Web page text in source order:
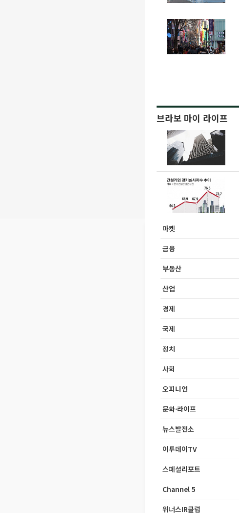
브라보 마이 라이프
마켓
금융
부동산
산업
경제
국제
정치
사회
오피니언
문화·라이프
뉴스발전소
이투데이TV
스페셜리포트
Channel 5
위너스IR클럽